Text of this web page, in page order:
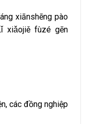
xiānshēng pào
xiǎojiě fùzé gēn
các đồng nghiệp